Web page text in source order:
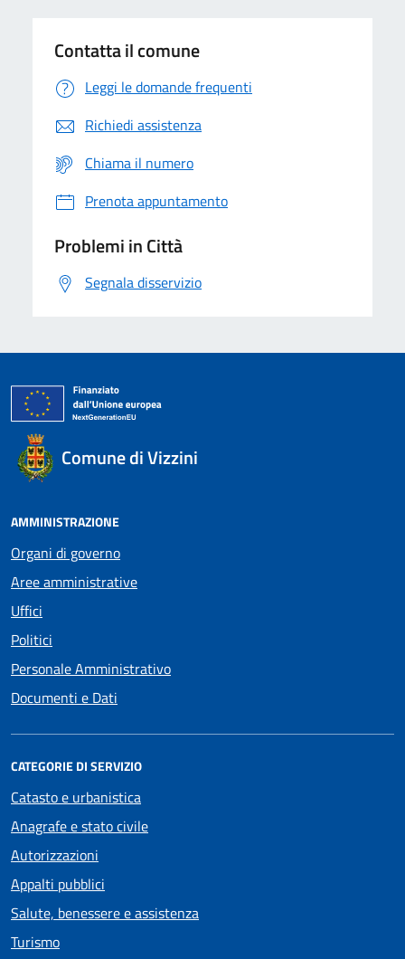
Contatta il comune
Leggi le domande frequenti
Richiedi assistenza
Chiama il numero
Prenota appuntamento
Problemi in Città
Segnala disservizio
Comune di Vizzini
AMMINISTRAZIONE
Organi di governo
Aree amministrative
Uffici
Politici
Personale Amministrativo
Documenti e Dati
CATEGORIE DI SERVIZIO
Catasto e urbanistica
Anagrafe e stato civile
Autorizzazioni
Appalti pubblici
Salute, benessere e assistenza
Turismo